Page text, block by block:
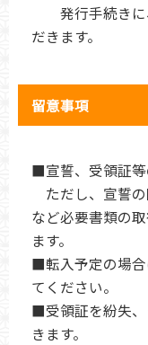
発行手続きに
だきます。
留意事項
■宣誓、受領証等
ただし、宣誓
など必要書類の
ます。
■転入予定の場合
てください。
■受領証を紛失、
きます。